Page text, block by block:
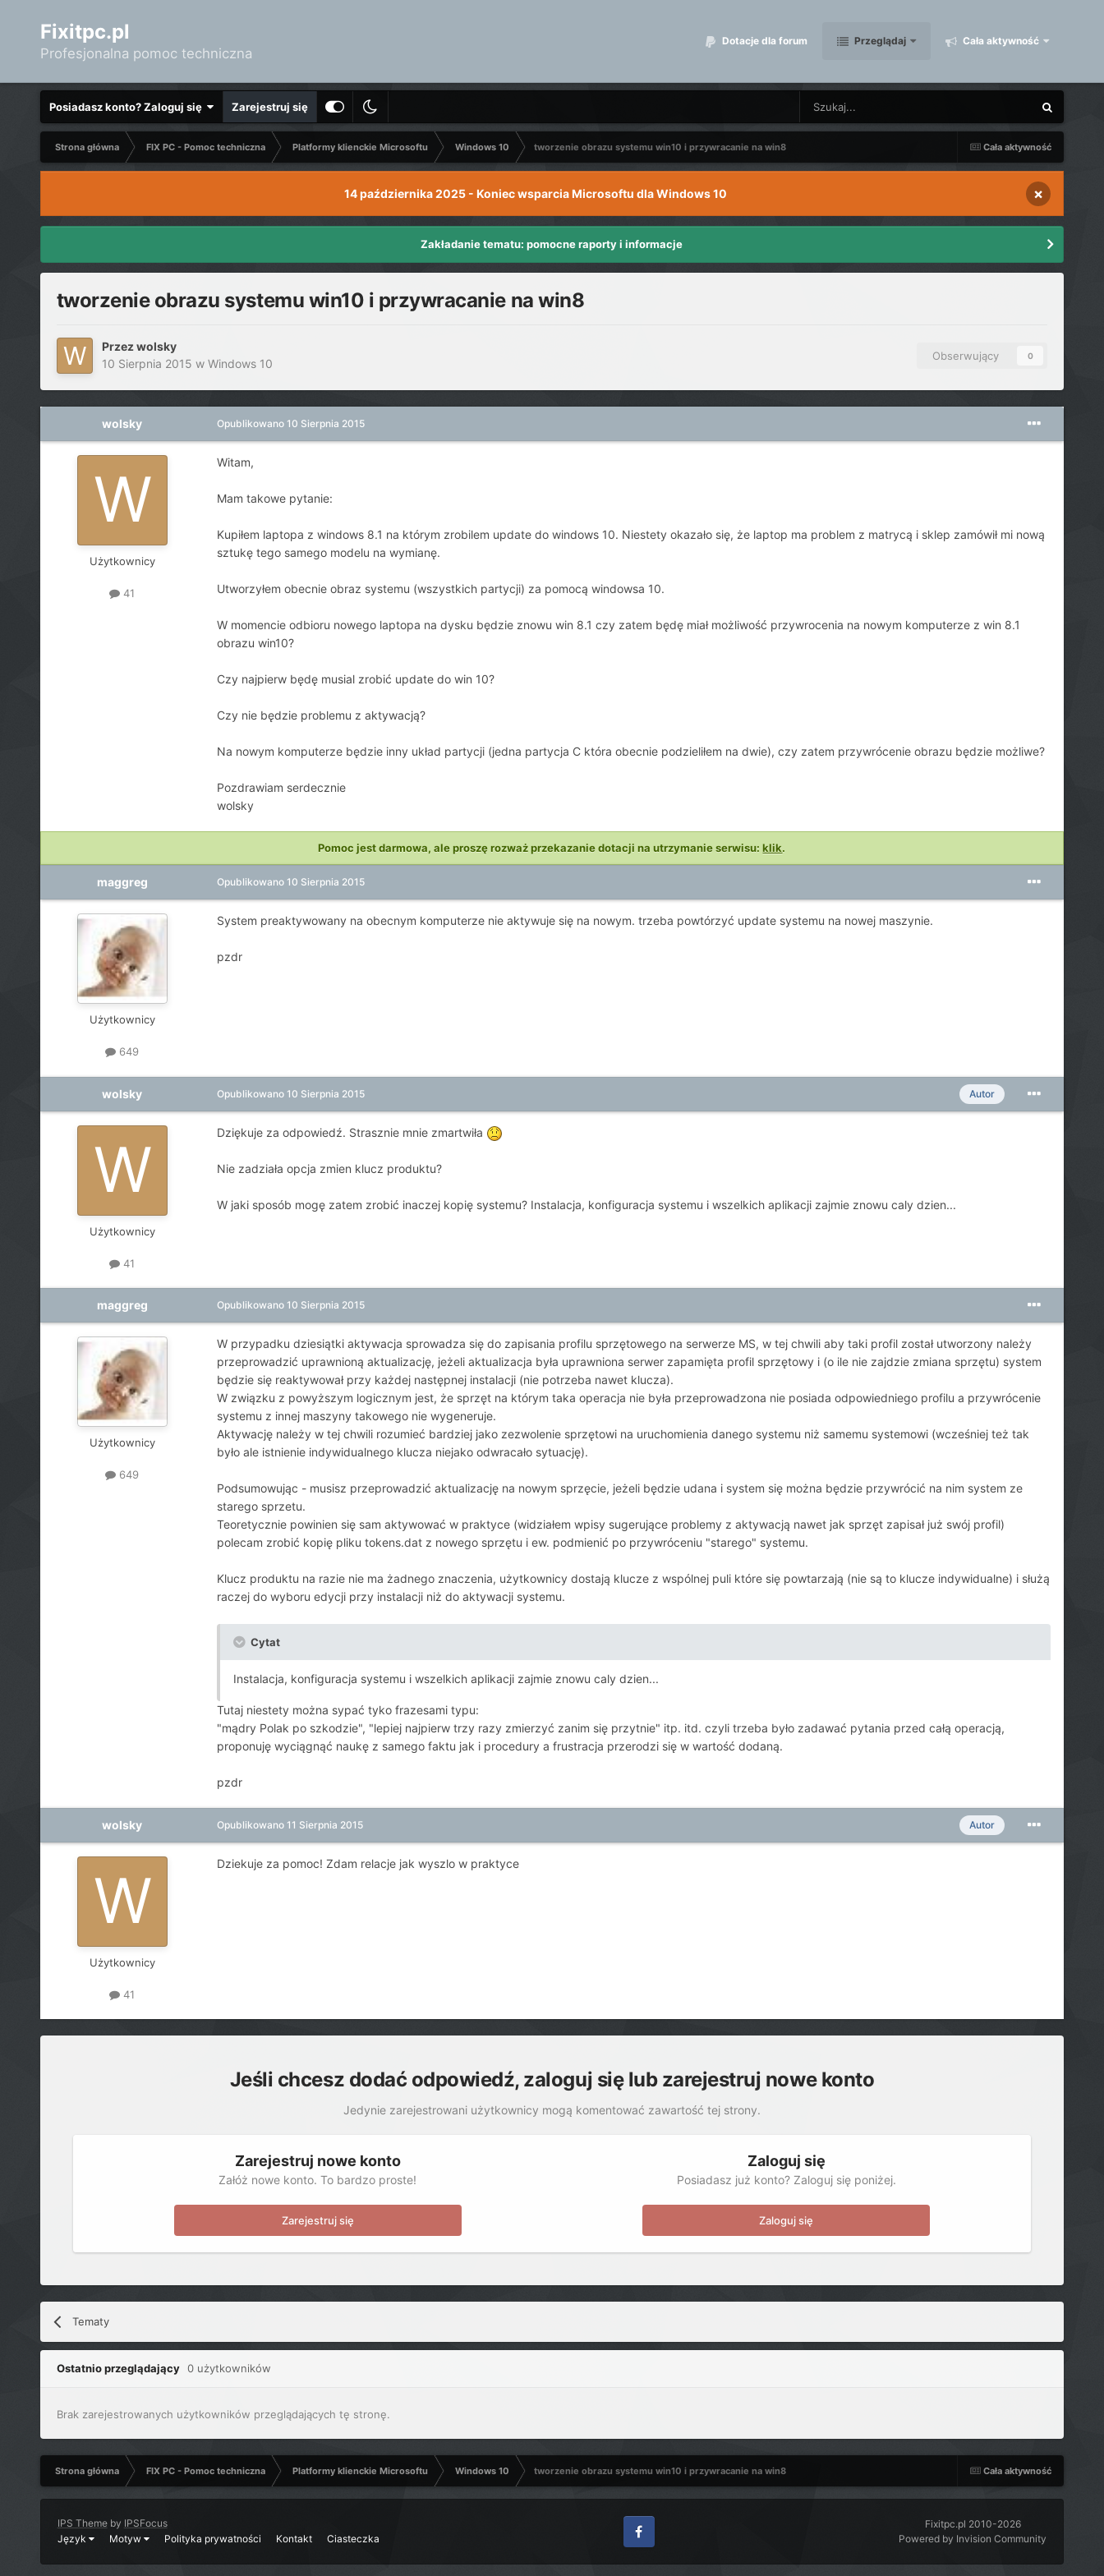
Fixitpc.pl
Profesjonalna pomoc techniczna
Dotacje dla forum Przeglądaj Cała aktywność
Posiadasz konto? Zaloguj się Zarejestruj się
Cała aktywność
Strona główna FIX PC - Pomoc techniczna Platformy klienckie Microsoftu Windows 10 tworzenie obrazu systemu win10 i przywracanie na win8
14 października 2025 - Koniec wsparcia Microsoftu dla Windows 10 ×
Zakładanie tematu: pomocne raporty i informacje
tworzenie obrazu systemu win10 i przywracanie na win8
Przezwolsky
10 Sierpnia 2015 w Windows 10
Obserwujący 0
wolsky
Użytkownicy
41
Opublikowano 10 Sierpnia 2015
Witam,
Mam takowe pytanie:
Kupiłem laptopa z windows 8.1 na którym zrobilem update do windows 10. Niestety okazało się, że laptop ma problem z matrycą i sklep zamówił mi nową
sztukę tego samego modelu na wymianę.
Utworzyłem obecnie obraz systemu (wszystkich partycji) za pomocą windowsa 10.
W momencie odbioru nowego laptopa na dysku będzie znowu win 8.1 czy zatem będę miał możliwość przywrocenia na nowym komputerze z win 8.1
obrazu win10?
Czy najpierw będę musial zrobić update do win 10?
Czy nie będzie problemu z aktywacją?
Na nowym komputerze będzie inny układ partycji (jedna partycja C która obecnie podzieliłem na dwie), czy zatem przywrócenie obrazu będzie możliwe?
Pozdrawiam serdecznie
wolsky
Pomoc jest darmowa, ale proszę rozważ przekazanie dotacji na utrzymanie serwisu:klik.
maggreg
Użytkownicy
649
Opublikowano 10 Sierpnia 2015
System preaktywowany na obecnym komputerze nie aktywuje się na nowym. trzeba powtórzyć update systemu na nowej maszynie.
pzdr
wolsky
Użytkownicy
41
Autor
Opublikowano 10 Sierpnia 2015
Dziękuje za odpowiedź. Strasznie mnie zmartwiła
Nie zadziała opcja zmien klucz produktu?
W jaki sposób mogę zatem zrobić inaczej kopię systemu? Instalacja, konfiguracja systemu i wszelkich aplikacji zajmie znowu caly dzien...
maggreg
Użytkownicy
649
Opublikowano 10 Sierpnia 2015
W przypadku dziesiątki aktywacja sprowadza się do zapisania profilu sprzętowego na serwerze MS, w tej chwili aby taki profil został utworzony należy
przeprowadzić uprawnioną aktualizację, jeżeli aktualizacja była uprawniona serwer zapamięta profil sprzętowy i (o ile nie zajdzie zmiana sprzętu) system
będzie się reaktywował przy każdej następnej instalacji (nie potrzeba nawet klucza).
W związku z powyższym logicznym jest, że sprzęt na którym taka operacja nie była przeprowadzona nie posiada odpowiedniego profilu a przywrócenie
systemu z innej maszyny takowego nie wygeneruje.
Aktywację należy w tej chwili rozumieć bardziej jako zezwolenie sprzętowi na uruchomienia danego systemu niż samemu systemowi (wcześniej też tak
było ale istnienie indywidualnego klucza niejako odwracało sytuację).
Podsumowując - musisz przeprowadzić aktualizację na nowym sprzęcie, jeżeli będzie udana i system się można będzie przywrócić na nim system ze
starego sprzetu.
Teoretycznie powinien się sam aktywować w praktyce (widziałem wpisy sugerujące problemy z aktywacją nawet jak sprzęt zapisał już swój profil)
polecam zrobić kopię pliku tokens.dat z nowego sprzętu i ew. podmienić po przywróceniu "starego" systemu.
Klucz produktu na razie nie ma żadnego znaczenia, użytkownicy dostają klucze z wspólnej puli które się powtarzają (nie są to klucze indywidualne) i służą
raczej do wyboru edycji przy instalacji niż do aktywacji systemu.
Cytat
Instalacja, konfiguracja systemu i wszelkich aplikacji zajmie znowu caly dzien...
Tutaj niestety można sypać tyko frazesami typu:
"mądry Polak po szkodzie", "lepiej najpierw trzy razy zmierzyć zanim się przytnie" itp. itd. czyli trzeba było zadawać pytania przed całą operacją,
proponuję wyciągnąć naukę z samego faktu jak i procedury a frustracja przerodzi się w wartość dodaną.
pzdr
wolsky
Użytkownicy
41
Autor
Opublikowano 11 Sierpnia 2015
Dziekuje za pomoc! Zdam relacje jak wyszlo w praktyce
Jeśli chcesz dodać odpowiedź, zaloguj się lub zarejestruj nowe konto
Jedynie zarejestrowani użytkownicy mogą komentować zawartość tej strony.
Zarejestruj nowe konto
Załóż nowe konto. To bardzo proste!
Zarejestruj się
Zaloguj się
Posiadasz już konto? Zaloguj się poniżej.
Zaloguj się
Tematy
Ostatnio przeglądający 0 użytkowników
Brak zarejestrowanych użytkowników przeglądających tę stronę.
Cała aktywność
Strona główna FIX PC - Pomoc techniczna Platformy klienckie Microsoftu Windows 10 tworzenie obrazu systemu win10 i przywracanie na win8
IPS Themeby IPSFocus
Język
Motyw Polityka prywatności Kontakt Ciasteczka
Facebook
Fixitpc.pl 2010-2026
Powered by Invision Community